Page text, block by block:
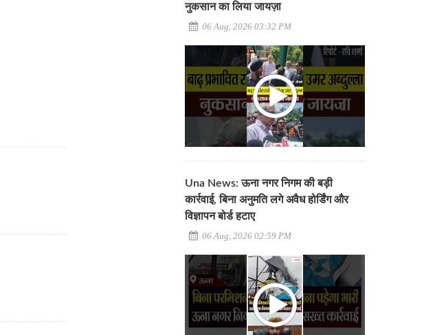
नुकसान का लिया जायज़ा
06 Aug, 2026 03:32 PM
Una News: ऊना नगर निगम की बड़ी
कार्रवाई, बिना अनुमति लगे अवैध होर्डिंग और
विज्ञापन बोर्ड हटाए
06 Aug, 2026 02:59 PM